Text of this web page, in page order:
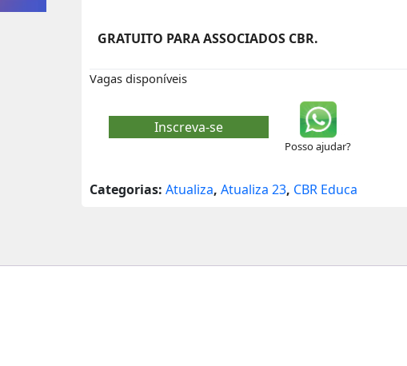
GRATUITO PARA ASSOCIADOS CBR.
Vagas disponíveis
Inscreva-se
Posso ajudar?
Categorias:Atualiza,Atualiza 23, CBR Educa